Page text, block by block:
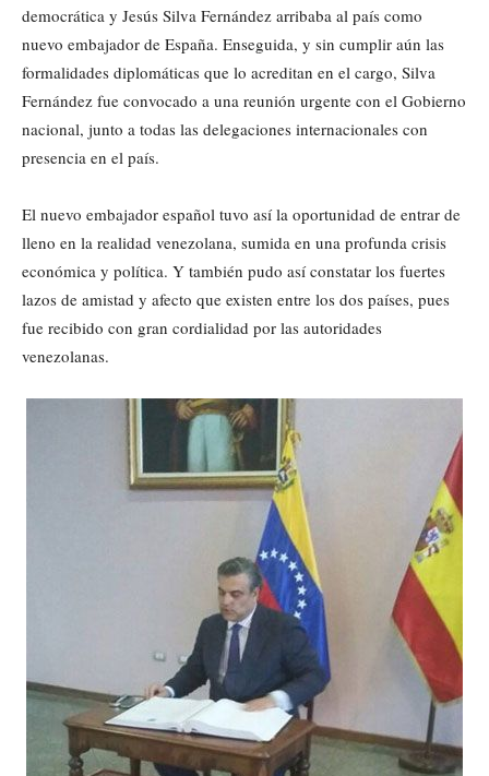
democrática y Jesús Silva Fernández arribaba al país como
nuevo embajador de España. Enseguida, y sin cumplir aún las
formalidades diplomáticas que lo acreditan en el cargo, Silva
Fernández fue convocado a una reunión urgente con el Gobierno
nacional, junto a todas las delegaciones internacionales con
presencia en el país.
El nuevo embajador español tuvo así la oportunidad de entrar de
lleno en la realidad venezolana, sumida en una profunda crisis
económica y política. Y también pudo así constatar los fuertes
lazos de amistad y afecto que existen entre los dos países, pues
fue recibido con gran cordialidad por las autoridades
venezolanas.